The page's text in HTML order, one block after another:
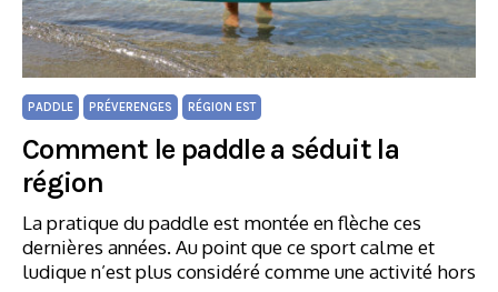
PADDLE PRÉVERENGES RÉGION EST
Comment le paddle a séduit la
région
La pratique du paddle est montée en flèche ces
dernières années. Au point que ce sport calme et
ludique n’est plus considéré comme une activité hors